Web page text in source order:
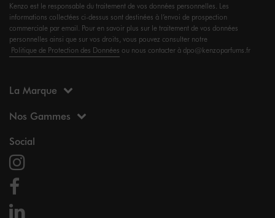
Kenzo est le responsable du traitement de vos données personnelles. Les
informations collectées ci-dessus sont destinées à l’envoi de prospection
commerciale par email. Pour en savoir plus sur le traitement de vos données
personnelles ainsi que sur vos droits, vous pouvez consulter notre
Politique de Protection des Données ou nous contacter à dpo@kenzoparfums.fr
La Marque
Nos Gammes
Social